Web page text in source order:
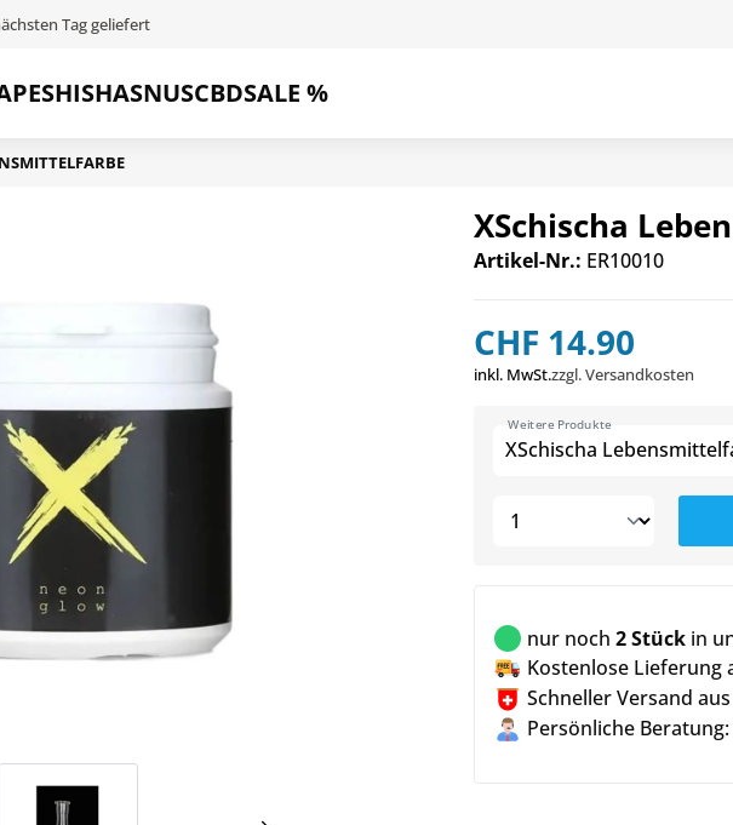
Tag geliefert
SHISHASNUSCBDSALE %
XSchischa
Artikel-Nr.: ER10010
CHF 14.90
inkl. MwSt.zzgl. Versandkosten
XSchischa
Weitere Produkte
nur noch 2 Stück in
Kostenlose Lieferung
Schneller Versand
Persönliche Beratung: